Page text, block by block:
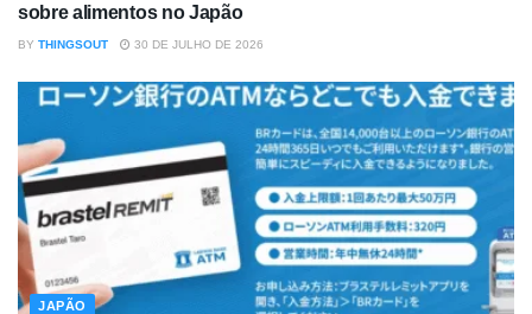
sobre alimentos no Japão
BY THINGSOUT 30 DE JULHO DE 2026
JAPÃO